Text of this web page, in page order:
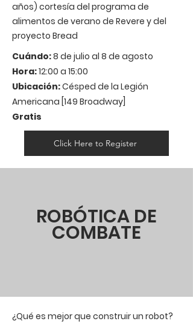
años) cortesía del programa de
alimentos de verano de Revere y del
proyecto Bread
Cuándo:8 de julio al 8 de agosto
Hora:12:00 a 15:00
Ubicación:Césped de la Legión
Americana [149 Broadway]
Gratis
Click Here to Register
ROBÓTICA DE
COMBATE
¿Qué es mejor que construir un robot?